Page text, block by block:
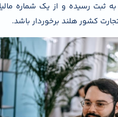
ثبت رسیده و از یک شماره
کشور هلند برخوردار باشد.